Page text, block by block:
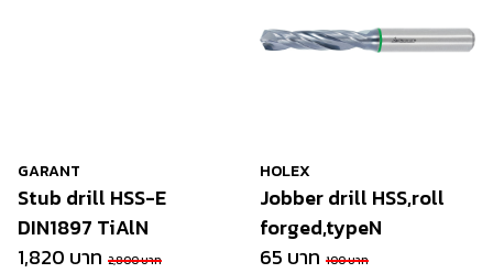
GARANT
Stub drill HSS-E
DIN1897 TiAlN
1,820 บาท 2,800 บาท
HOLEX
Jobber drill HSS,roll
forged,typeN
65 บาท 100 บาท